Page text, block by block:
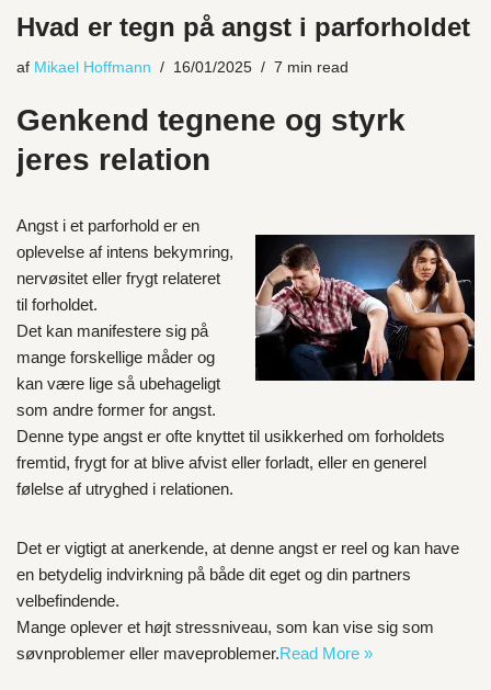
Hvad er tegn på angst i parforholdet
af Mikael Hoffmann 16/01/2025 7 min read
Genkend tegnene og styrk
jeres relation
Angst i et parforhold er en
oplevelse af intens bekymring,
nervøsitet eller frygt relateret
til forholdet.
Det kan manifestere sig på
mange forskellige måder og
kan være lige så ubehageligt
som andre former for angst.
Denne type angst er ofte knyttet til usikkerhed om forholdets
fremtid, frygt for at blive afvist eller forladt, eller en generel
følelse af utryghed i relationen.
Det er vigtigt at anerkende, at denne angst er reel og kan have
en betydelig indvirkning på både dit eget og din partners
velbefindende.
Mange oplever et højt stressniveau, som kan vise sig som
søvnproblemer eller maveproblemer.Read More »